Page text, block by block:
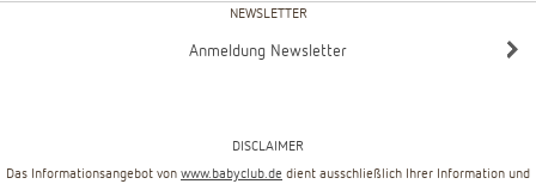
NEWSLETTER
Anmeldung Newsletter
DISCLAIMER
Das Informationsangebot von www.babyclub.de dient ausschließlich Ihrer Information und